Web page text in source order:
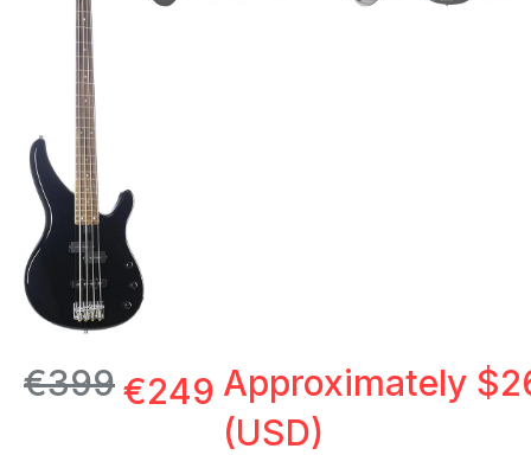
€399€249 Approximately $
(USD)